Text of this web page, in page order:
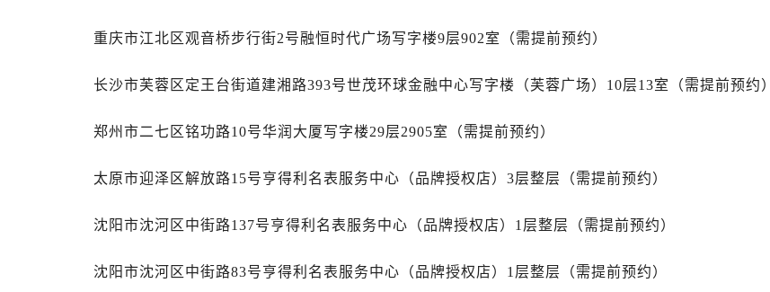
内蒙古自治区鄂尔多斯市东胜区伊金霍洛街劳力士售后服务中心（需提前预约）
内蒙古自治区通辽市科尔沁区明仁大街劳力士售后服务中心（需提前预约）
内蒙古自治区乌兰察布市集宁区恩和大街劳力士售后服务中心（需提前预约）
内蒙古自治区兴安盟市乌兰浩特市兴安大街劳力士售后服务中心（需提前预约）
山西省晋中市榆次区顺城街劳力士售后服务中心（需提前预约）
重庆市江北区观音桥步行街2号融恒时代广场写字楼9层902室（需提前预约）
长沙市芙蓉区定王台街道建湘路393号世茂环球金融中心写字楼（芙蓉广场）10层13室（需提前预约）
郑州市二七区铭功路10号华润大厦写字楼29层2905室（需提前预约）
太原市迎泽区解放路15号亨得利名表服务中心（品牌授权店）3层整层（需提前预约）
沈阳市沈河区中街路137号亨得利名表服务中心（品牌授权店）1层整层（需提前预约）
沈阳市沈河区中街路83号亨得利名表服务中心（品牌授权店）1层整层（需提前预约）